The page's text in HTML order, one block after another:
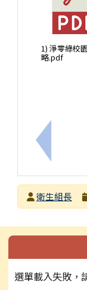
上一筆：
1) 淨零綠校
略.pdf
發布者
衛生組長
左邊區域內容
選單載入失敗，